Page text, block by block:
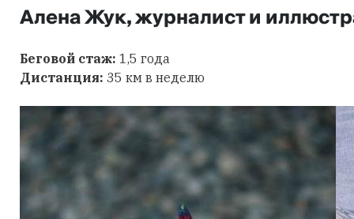
Алена Жук, журналист и
Беговой стаж: 1,5 года
Дистанция: 35 км в неделю